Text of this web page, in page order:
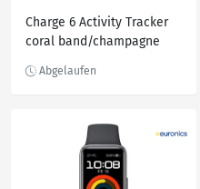
Charge 6 Activity Tracker
coral band/champagne